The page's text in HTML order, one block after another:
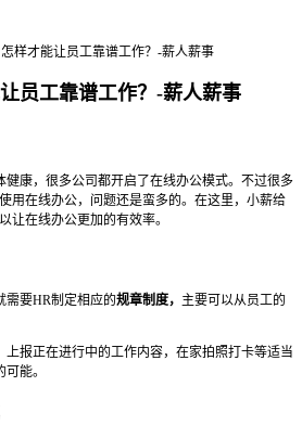
样才能让员工靠谱工作？-薪人薪事
员工靠谱工作？-薪人薪事
健康，很多公司都开启了在线办公模式。不过很多
用在线办公，问题还是蛮多的。在这里，小薪给
让在线办公更加的有效率。
需要HR制定相应的规章制度， 主要可以从员工的
上报正在进行中的工作内容，在家拍照打卡等适当
能。